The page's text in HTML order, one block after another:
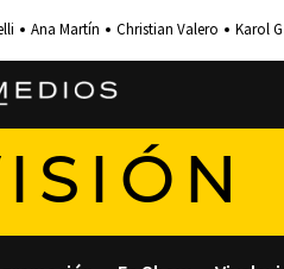
Ana Martín Christian Valero Karol G